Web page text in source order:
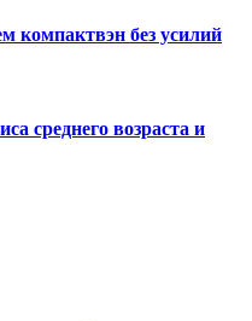
компактвэн без усилий
среднего возраста и